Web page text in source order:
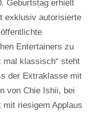
Geburtstag erhielt
exklusiv autorisierte
Entertainers zu
mal klassisch“ steht
der Extraklasse mit
von Chie Ishii, bei
riesigem Applaus